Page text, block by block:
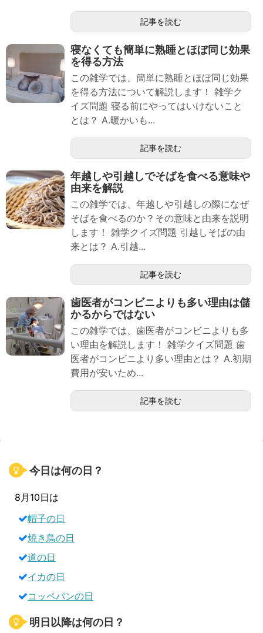
記事を読む
寝なくても簡単に熟睡とほぼ同じ効果
を得る方法
この雑学では、簡単に熟睡とほぼ同じ効果
を得る方法について解説します！ 雑学ク
イズ問題 寝る前にやってはいけないこと
とは？ A.暖かいも...
記事を読む
年越しや引越しでそばを食べる意味や
由来を解説
この雑学では、年越しや引越しの際になぜ
そばを食べるのか？その意味と由来を説明
します！ 雑学クイズ問題 引越しそばの由
来とは？ A.引越...
記事を読む
歯医者がコンビニよりも多い理由は儲
かるからではない
この雑学では、歯医者がコンビニよりも多
い理由を解説します！ 雑学クイズ問題 歯
医者がコンビニより多い理由とは？ A.初期
費用が安いため...
記事を読む
今日は何の日？
8月10日は
帽子の日
焼き鳥の日
道の日
イカの日
コッペパンの日
明日以降は何の日？